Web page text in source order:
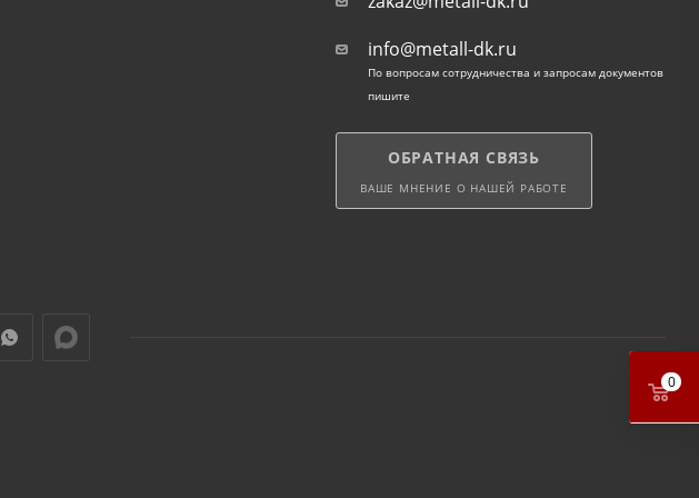
info@metall-dk.ru
По вопросам сотрудничества и запросам документов
пишите
ОБРАТНАЯ СВЯЗЬ
ВАШЕ МНЕНИЕ О НАШЕЙ РАБОТЕ
0